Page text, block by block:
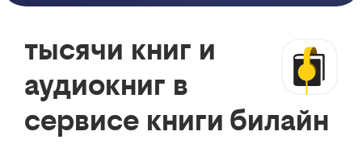
тысячи книг и
аудиокниг в
сервисе книги билайн